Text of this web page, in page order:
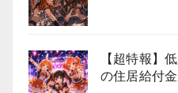
【超特報】
の住居給付